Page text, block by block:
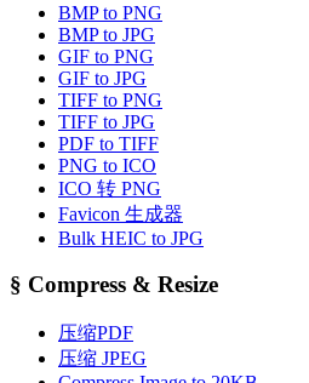
BMP to PNG
BMP to JPG
GIF to PNG
GIF to JPG
TIFF to PNG
TIFF to JPG
PDF to TIFF
PNG to ICO
ICO 转 PNG
Favicon 生成器
Bulk HEIC to JPG
§ Compress & Resize
压缩PDF
压缩 JPEG